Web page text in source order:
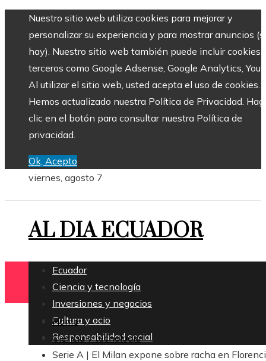
Nuestro sitio web utiliza cookies para mejorar y
personalizar su experiencia y para mostrar anuncios
hay). Nuestro sitio web también puede incluir cookies
terceros como Google Adsense, Google Analytics,
Al utilizar el sitio web, usted acepta el uso de cookies.
Hemos actualizado nuestra Política de Privacidad.
clic en el botón para consultar nuestra Política de
privacidad.
Ok, Acepto
viernes, agosto 7
AL DIA ECUADOR
Ecuador
Ciencia y tecnología
Inversiones y negocios
Cultura y ocio
Responsabilidad social
Home
Ciencia y tecnología
Serie A | El Milan expone sobre racha en